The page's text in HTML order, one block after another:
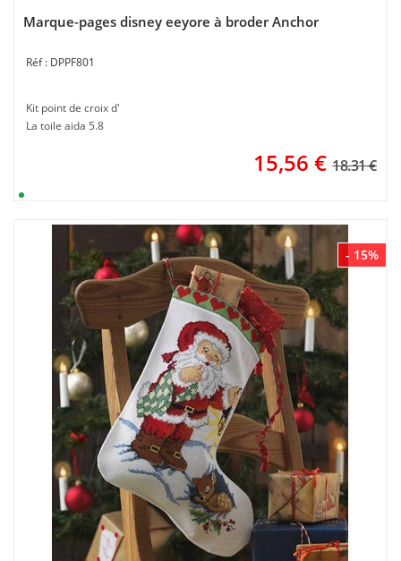
Marque-pages disney eeyore à broder Anchor
DPPF801
Kit point de croix d'
La toile aida 5.8
15,56 € 18.31 €
- 15%